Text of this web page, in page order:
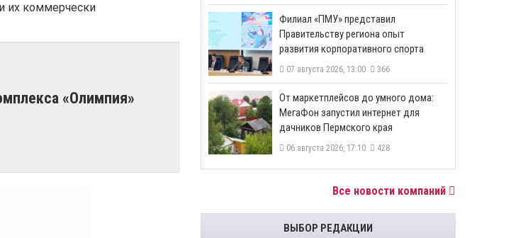
их коммерчески
«Олимпия»
​Филиал «ПМУ» представил
Правительству региона опыт
развития корпоративного спорта
07 августа 2026, 13:00 366
От маркетплейсов до умного дома:
МегаФон запустил интернет для
дачников Пермского края
06 августа 2026, 17:10 428
Все новости компаний
ВЫБОР РЕДАКЦИИ